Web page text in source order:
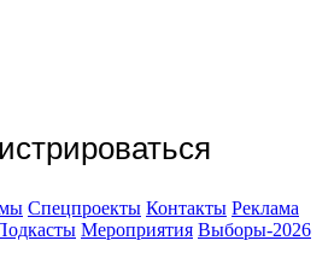
Спецпроекты Контакты Реклама
Мероприятия Выборы-2026